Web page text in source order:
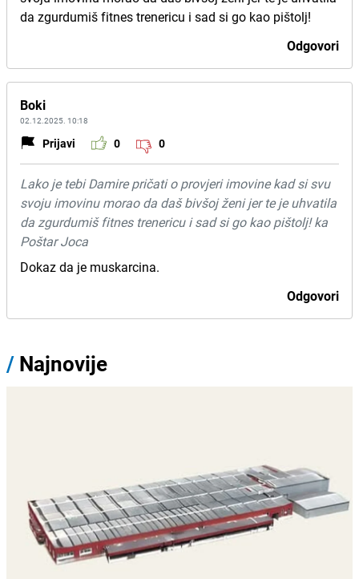
da zgurdumiš fitnes trenericu i sad si go kao pištolj!
Odgovori
Boki
02.12.2025. 10:18
Prijavi 0 0
Lako je tebi Damire pričati o provjeri imovine kad si svu
svoju imovinu morao da daš bivšoj ženi jer te je uhvatila
da zgurdumiš fitnes trenericu i sad si go kao pištolj! ka
Poštar Joca
Dokaz da je muskarcina.
Odgovori
/ Najnovije